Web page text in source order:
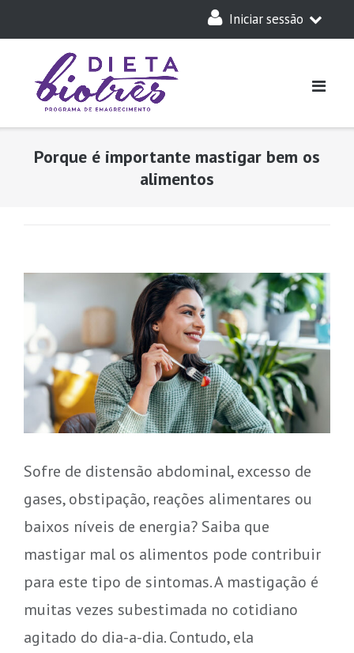
Iniciar sessão
Porque é importante mastigar bem os
alimentos
Sofre de distensão abdominal, excesso de
gases, obstipação, reações alimentares ou
baixos níveis de energia? Saiba que
mastigar mal os alimentos pode contribuir
para este tipo de sintomas. A mastigação é
muitas vezes subestimada no cotidiano
agitado do dia-a-dia. Contudo, ela